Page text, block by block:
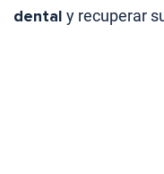
dental y recuperar